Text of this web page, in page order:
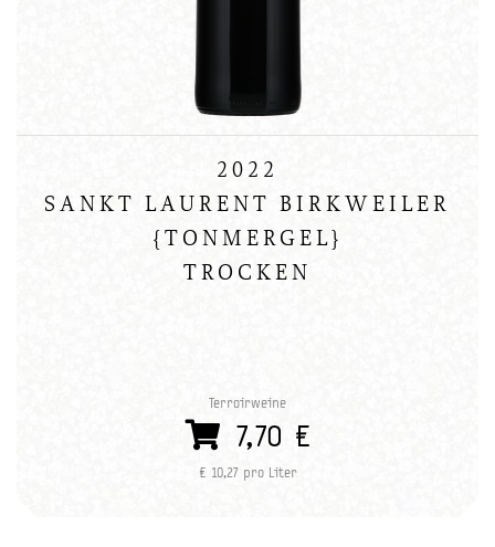
2022
SANKT LAURENT BIRKWEILER
{TONMERGEL}
TROCKEN
Terroirweine
7,70 €
€ 10,27 pro Liter